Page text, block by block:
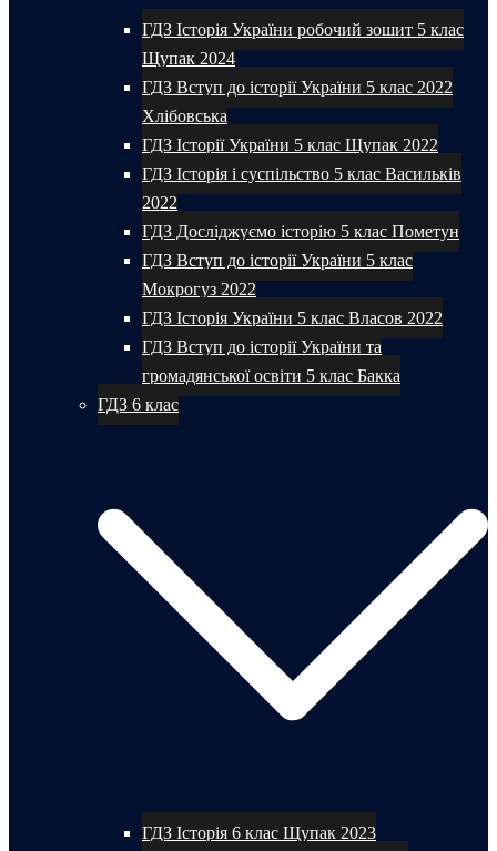
ГДЗ Історія України робочий зошит 5 клас
Щупак 2024
ГДЗ Вступ до історії України 5 клас 2022
Хлібовська
ГДЗ Історії України 5 клас Щупак 2022
ГДЗ Історія і суспільство 5 клас Васильків
2022
ГДЗ Досліджуємо історію 5 клас Пометун
ГДЗ Вступ до історії України 5 клас
Мокрогуз 2022
ГДЗ Історія України 5 клас Власов 2022
ГДЗ Вступ до історії України та
громадянської освіти 5 клас Бакка
ГДЗ 6 клас
ГДЗ Історія 6 клас Щупак 2023